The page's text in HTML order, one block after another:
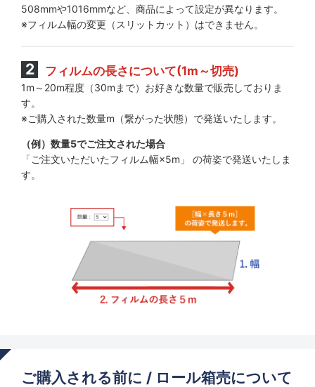
508mmや1016mmなど、商品によって設定が異なります。
※フィルム幅の変更（スリットカット）はできません。
フィルムの長さについて(1m～切売)
1m～20m程度（30mまで）お好きな数量で販売しておりま
す。
※ご購入された数量m（繋がった状態）で発送いたします。
（例）数量5でご注文された場合
「ご注文いただいたフィルム幅×5m」 の荷姿で発送いたしま
す。
ご購入される前に / ロール箱売について